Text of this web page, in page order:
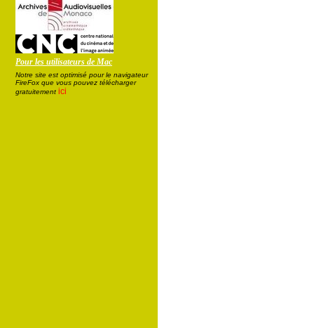
Pour les utilisateurs de Mac
Notre site est optimisé pour le navigateur
FireFox que vous pouvez télécharger
gratuitement ici